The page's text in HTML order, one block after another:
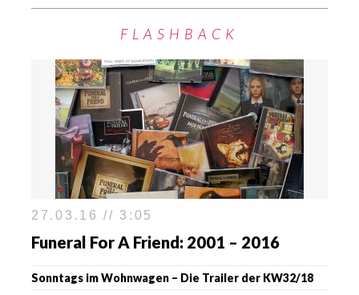
FLASHBACK
27.03.16 // 3:05
Funeral For A Friend: 2001 – 2016
Sonntags im Wohnwagen – Die Trailer der KW32/18